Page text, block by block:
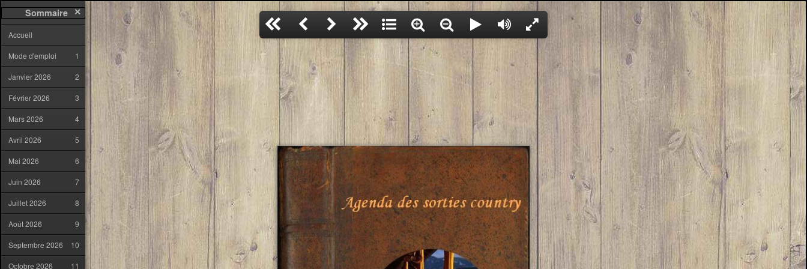
Sommaire ✕
Accueil
Mode d'emploi 1
Janvier 2026 2
Février 2026 3
Mars 2026 4
Avril 2026 5
Mai 2026 6
Juin 2026 7
Juillet 2026 8
Août 2026 9
Septembre 2026 10
Octobre 2026 11
************************** JANVIER 2026 **************************
Dimanche 04 janvier 2026
* Après-midi Country
DIJON (21)
Organisé par Chouette Country
14h à 19h Bal CD Country et New line - Tarif 10 €
Infos : Tél : 06 83 57 89 11
21ninette@orange.fr
Bulletin de réservation
Dimanche 11 janvier 2026
Salle des Fêtes à St LEGER LES PARAY (71)
Organisé par St Léger les Paray Country Club
13h30 à 14h Danses à la demande
**** Copyright 2025 ****
Cet agenda est protégé par les droits d’auteur.
"L’auteur bénéficie d’un droit moral, qui reconnaît dans l’œuvre l’expression de la personnalité
de l’auteur et la protège à ce titre. Il est essentiel lors de toute utilisation d’une œuvre ou d’une
partie d’une œuvre d’avoir le consentement de son auteur, au risque sinon d’être condamné à
payer des dommages et intérêts pour contrefaçon, conformément aux dispositions des articles
L.335-2 et suivants du Code de Propriété Intellectuelle."